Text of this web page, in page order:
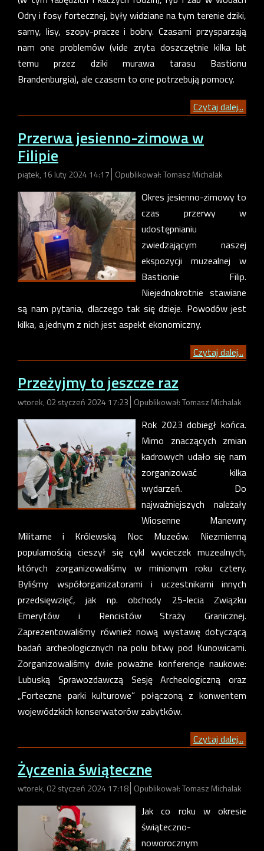
Odry i fosy fortecznej, były widziane na tym terenie dziki,
sarny, lisy, szopy-pracze i bobry. Czasami przysparzają
nam one problemów (vide zryta doszczętnie kilka lat
temu przez dziki murawa tarasu Bastionu
Brandenburgia), ale czasem to one potrzebują pomocy.
Czytaj dalej...
Przerwa jesienno-zimowa w
Filipie
piątek, 16 luty 2024 14:17 Opublikował: Tomasz Michalak
Okres jesienno-zimowy to
czas przerwy w
udostępnianiu
zwiedzającym naszej
ekspozycji muzealnej w
Bastionie Filip.
Niejednokrotnie stawiane
są nam pytania, dlaczego tak się dzieje. Powodów jest
kilka, a jednym z nich jest aspekt ekonomiczny.
Czytaj dalej...
Przeżyjmy to jeszcze raz
wtorek, 02 styczeń 2024 17:23 Opublikował: Tomasz Michalak
Rok 2023 dobiegł końca.
Mimo znaczących zmian
kadrowych udało się nam
zorganizować kilka
wydarzeń. Do
najważniejszych należały
Wiosenne Manewry
Militarne i Królewską Noc Muzeów. Niezmienną
popularnością cieszył się cykl wycieczek muzealnych,
których zorganizowaliśmy w minionym roku cztery.
Byliśmy współorganizatorami i uczestnikami innych
przedsięwzięć, jak np. obchody 25-lecia Związku
Emerytów i Rencistów Straży Granicznej.
Zaprezentowaliśmy również nową wystawę dotyczącą
badań archeologicznych na polu bitwy pod Kunowicami.
Zorganizowaliśmy dwie poważne konferencje naukowe:
Lubuską Sprawozdawczą Sesję Archeologiczną oraz
„Forteczne parki kulturowe” połączoną z konwentem
wojewódzkich konserwatorów zabytków.
Czytaj dalej...
Życzenia świąteczne
wtorek, 02 styczeń 2024 17:18 Opublikował: Tomasz Michalak
Jak co roku w okresie
świąteczno-
noworocznym